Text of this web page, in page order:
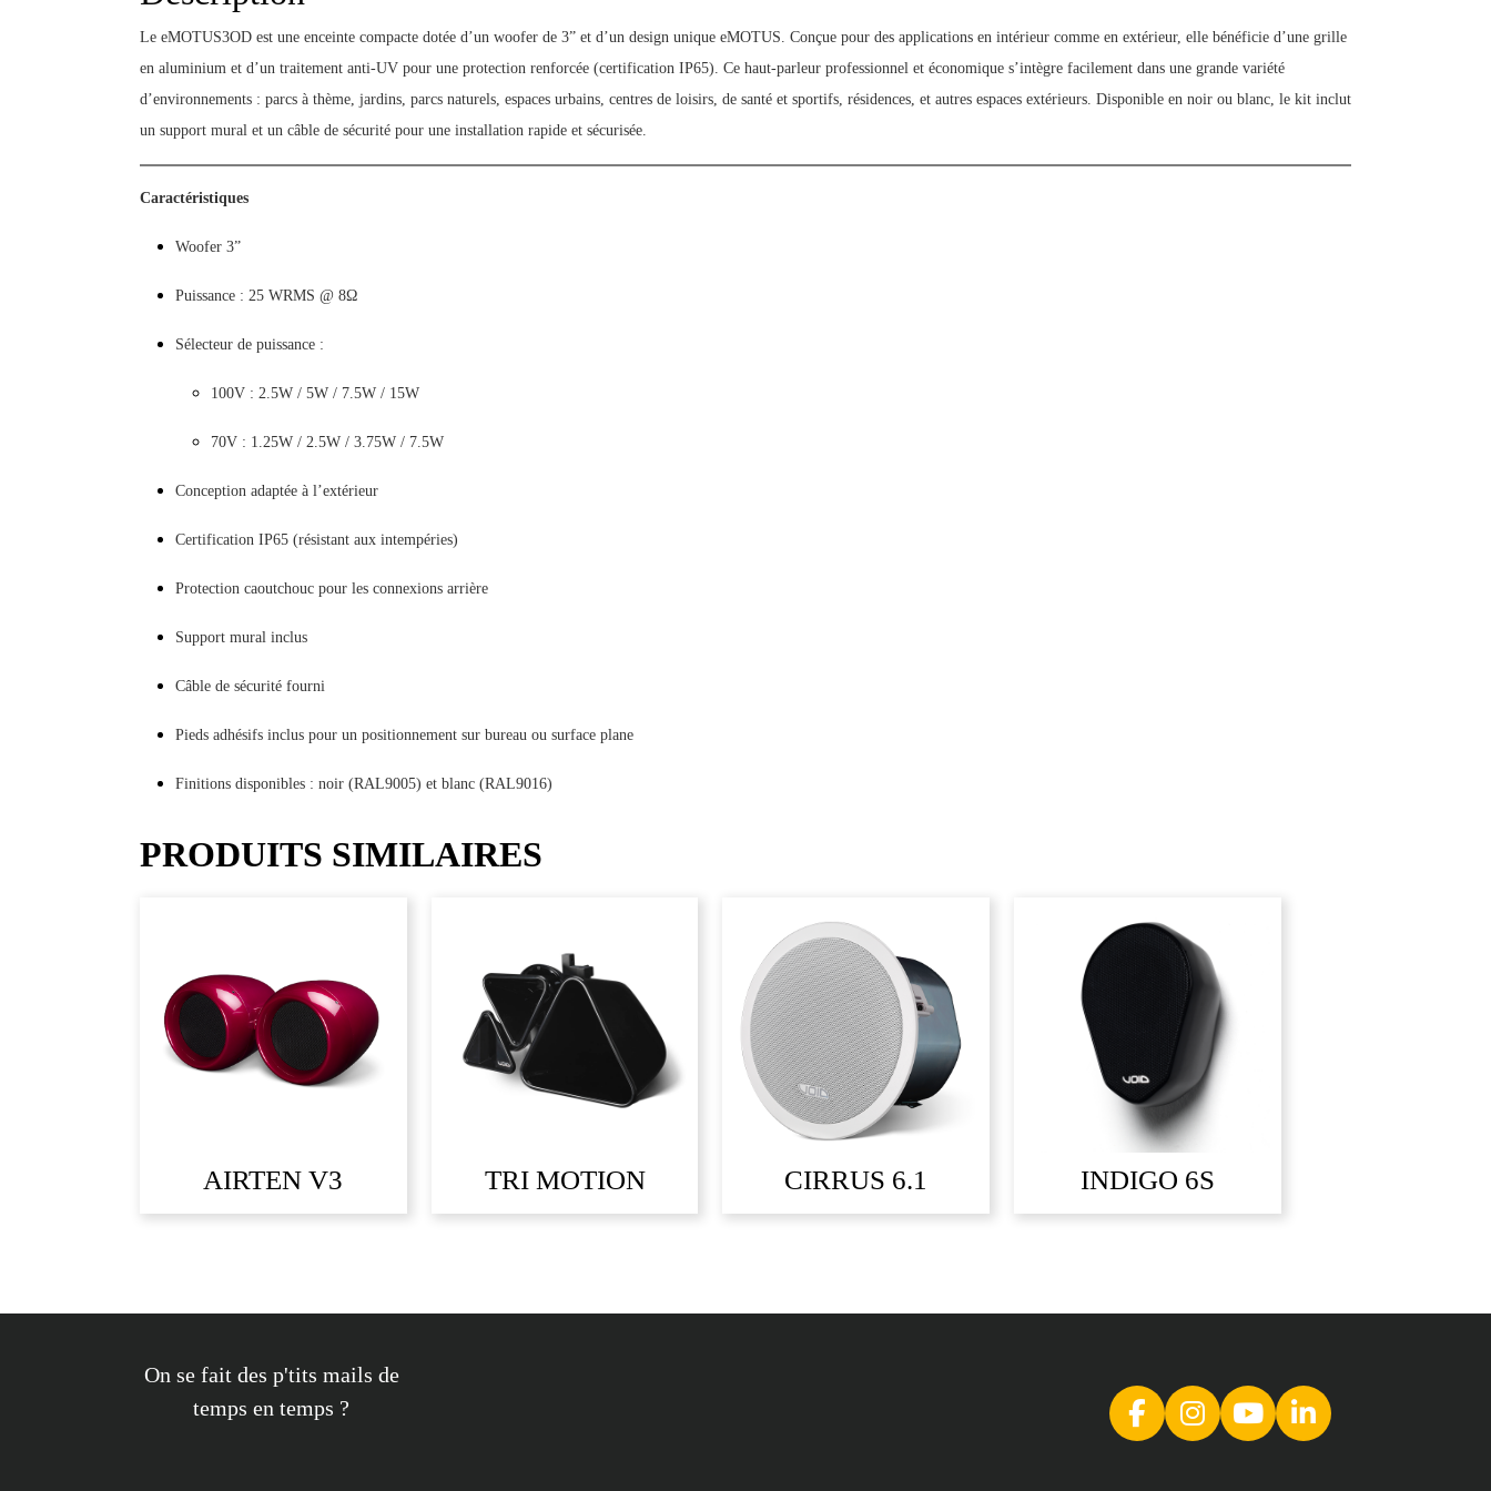
Le eMOTUS3OD est une enceinte compacte dotée d’un woofer de 3” et d’un design unique eMOTUS. Conçue pour des applications en intérieur comme en extérieur, elle bénéficie d’une grille
en aluminium et d’un traitement anti-UV pour une protection renforcée (certification IP65). Ce haut-parleur professionnel et économique s’intègre facilement dans une grande variété
d’environnements : parcs à thème, jardins, parcs naturels, espaces urbains, centres de loisirs, de santé et sportifs, résidences, et autres espaces extérieurs. Disponible en noir ou blanc, le kit inclut
un support mural et un câble de sécurité pour une installation rapide et sécurisée.
Caractéristiques
Woofer 3”
Puissance : 25 WRMS @ 8Ω
Sélecteur de puissance :
100V : 2.5W / 5W / 7.5W / 15W
70V : 1.25W / 2.5W / 3.75W / 7.5W
Conception adaptée à l’extérieur
Certification IP65 (résistant aux intempéries)
Protection caoutchouc pour les connexions arrière
Support mural inclus
Câble de sécurité fourni
Pieds adhésifs inclus pour un positionnement sur bureau ou surface plane
Finitions disponibles : noir (RAL9005) et blanc (RAL9016)
PRODUITS SIMILAIRES
AIRTEN V3 TRI MOTION CIRRUS 6.1 INDIGO 6S
On se fait des p'tits mails de
temps en temps ?